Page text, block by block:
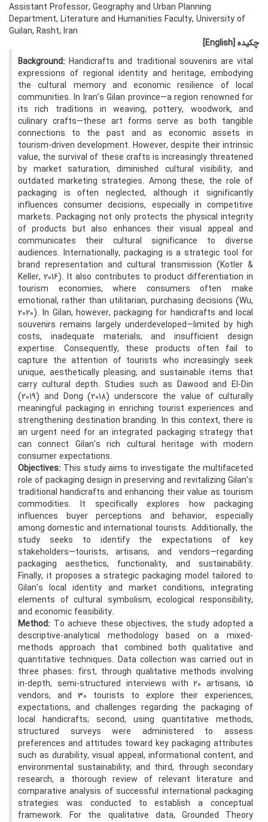
Assistant Professor, Geography and Urban Planning
Department, Literature and Humanities Faculty, University of
Guilan, Rasht, Iran
چکیده [English]
Background:Handicrafts and traditional souvenirs are vital
expressions of regional identity and heritage, embodying
the cultural memory and economic resilience of local
communities. In Iran’s Gilan province—a region renowned for
its rich traditions in weaving, pottery, woodwork, and
culinary crafts—these art forms serve as both tangible
connections to the past and as economic assets in
tourism-driven development. However, despite their intrinsic
value, the survival of these crafts is increasingly threatened
by market saturation, diminished cultural visibility, and
outdated marketing strategies. Among these, the role of
packaging is often neglected, although it significantly
influences consumer decisions, especially in competitive
markets. Packaging not only protects the physical integrity
of products but also enhances their visual appeal and
communicates their cultural significance to diverse
audiences. Internationally, packaging is a strategic tool for
brand representation and cultural transmission (Kotler &
Keller, 2016). It also contributes to product differentiation in
tourism economies, where consumers often make
emotional, rather than utilitarian, purchasing decisions (Wu,
2020). In Gilan, however, packaging for handicrafts and local
souvenirs remains largely underdeveloped—limited by high
costs, inadequate materials, and insufficient design
expertise. Consequently, these products often fail to
capture the attention of tourists who increasingly seek
unique, aesthetically pleasing, and sustainable items that
carry cultural depth. Studies such as Dawood and El-Din
(2019) and Dong (2018) underscore the value of culturally
meaningful packaging in enriching tourist experiences and
strengthening destination branding. In this context, there is
an urgent need for an integrated packaging strategy that
can connect Gilan’s rich cultural heritage with modern
consumer expectations.
Objectives: This study aims to investigate the multifaceted
role of packaging design in preserving and revitalizing Gilan’s
traditional handicrafts and enhancing their value as tourism
commodities. It specifically explores how packaging
influences buyer perceptions and behavior, especially
among domestic and international tourists. Additionally, the
study seeks to identify the expectations of key
stakeholders—tourists, artisans, and vendors—regarding
packaging aesthetics, functionality, and sustainability.
Finally, it proposes a strategic packaging model tailored to
Gilan’s local identity and market conditions, integrating
elements of cultural symbolism, ecological responsibility,
and economic feasibility.
Method: To achieve these objectives, the study adopted a
descriptive-analytical methodology based on a mixed-
methods approach that combined both qualitative and
quantitative techniques. Data collection was carried out in
three phases: first, through qualitative methods involving
in-depth, semi-structured interviews with 20 artisans, 15
vendors, and 30 tourists to explore their experiences,
expectations, and challenges regarding the packaging of
local handicrafts; second, using quantitative methods,
structured surveys were administered to assess
preferences and attitudes toward key packaging attributes
such as durability, visual appeal, informational content, and
environmental sustainability; and third, through secondary
research, a thorough review of relevant literature and
comparative analysis of successful international packaging
strategies was conducted to establish a conceptual
framework. For the qualitative data, Grounded Theory